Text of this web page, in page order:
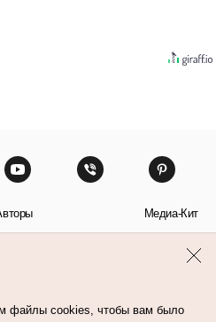
Медиа-Кит
файлы cookies, чтобы вам было